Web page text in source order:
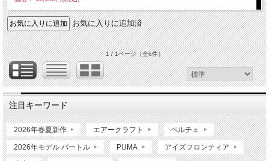
お気に入りに追加済
1 / 1ページ（全6件）
注目キーワード
2026年春夏新作 エアークラフト ペルチェ
2026年モデル バートル PUMA アイズフロンティア